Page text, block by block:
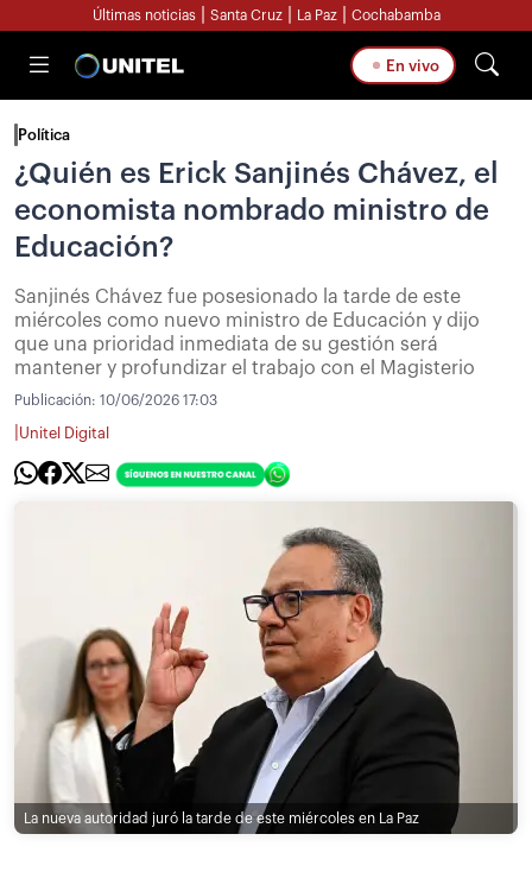
Últimas noticias Santa Cruz La Paz Cochabamba
En vivo
Política
¿Quién es Erick Sanjinés Chávez, el
economista nombrado ministro de
Educación?
Sanjinés Chávez fue posesionado la tarde de este
miércoles como nuevo ministro de Educación y dijo
que una prioridad inmediata de su gestión será
mantener y profundizar el trabajo con el Magisterio
Publicación: 10/06/2026 17:03
Unitel Digital
La nueva autoridad juró la tarde de este miércoles en La Paz